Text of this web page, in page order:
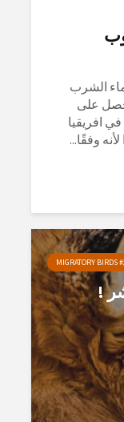
الشرب
على
افريقيا
وفقًا...
MIGRATORY BIRDS
!